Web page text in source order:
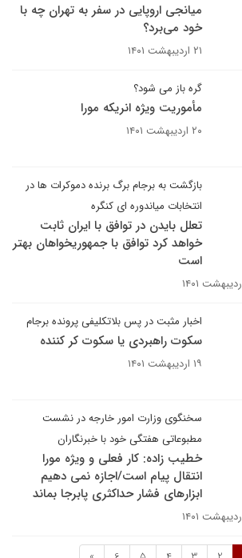
میانجی اروپایی در سفر به تهران چه با
خود می‌برد؟
۲۱ اردیبهشت ۱۴۰۱
گره باز می شود؟
مأموریت ویژه انریکه مورا
۲۰ اردیبهشت ۱۴۰۱
بازگشت به برجام برگ برنده دموکرات ها در
انتخابات میاندوره ای کنگره
تعلل بایدن در توافق با ایران ثابت
خواهد کرد توافق با جمهوریخواهان بهتر
است
اخبار مثبت در پس بلاتکلیفی پرونده برجام
سکوت راهبردی یا سکوت کر کننده
۱۹ اردیبهشت ۱۴۰۱
سخنگوی وزارت امور خارجه در نشست
مطبوعاتی هفتگی خود با خبرنگاران
خطیب زاده: کار فعلی و ویژه مورا
انتقال پیام است/اجازه نمی دهیم
ابزارهای فشار حداکثری پابرجا بماند